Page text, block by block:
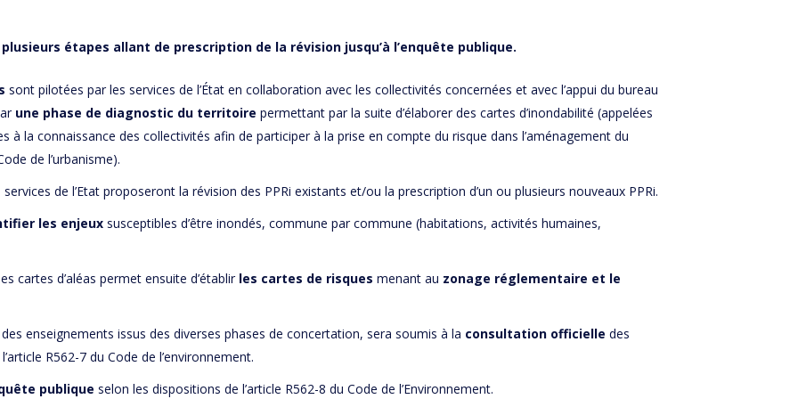
étapes allant de prescription de la révision jusqu’à l’enquête publique.
sont pilotées par les services de l’État en collaboration avec les collectivités concernées et avec l’appui du bureau
une phase de diagnostic du territoire permettant par la suite d’élaborer des cartes d’inondabilité (appelées
à la connaissance des collectivités afin de participer à la prise en compte du risque dans l’aménagement du
de l’urbanisme).
de l’Etat proposeront la révision des PPRi existants et/ou la prescription d’un ou plusieurs nouveaux PPRi.
les enjeuxsusceptibles d’être inondés, commune par commune (habitations, activités humaines,
cartes d’aléas permet ensuite d’établir les cartes de risques menant au zonage réglementaire et le
enseignements issus des diverses phases de concertation, sera soumis à la consultation officielle des
R562-7 du Code de l’environnement.
publique selon les dispositions de l’article R562-8 du Code de l’Environnement.